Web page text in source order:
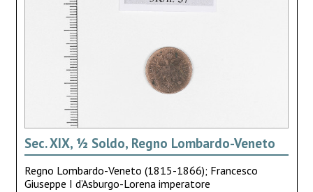
Sec. XIX, ½ Soldo, Regno Lombardo-Veneto
Regno Lombardo-Veneto (1815-1866); Francesco
Giuseppe I d’Asburgo-Lorena imperatore